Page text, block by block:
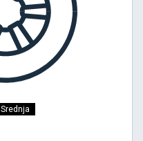
Srednja